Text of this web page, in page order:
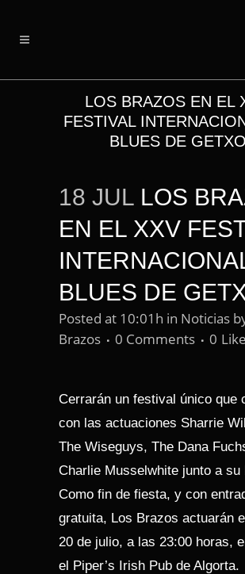
LOS BRAZOS EN EL
FESTIVAL
BLUES DE GETXO
18 JUL LOS
EN EL XXV
BLUES DE
Posted at 10:01h in Noticias
Brazos
0 Comments 0
Cerrarán un festival único que
con las actuaciones Sharrie
The Wiseguys, The Dana
Charlie Musselwhite junto a su
Como fin de fiesta, y con
gratuita, Los Brazos actuarán
20 de julio, a las 23:00 horas,
el Piper’s Irish Pub de Algorta.